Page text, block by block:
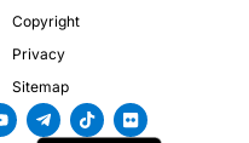
Copyright
Privacy
Sitemap